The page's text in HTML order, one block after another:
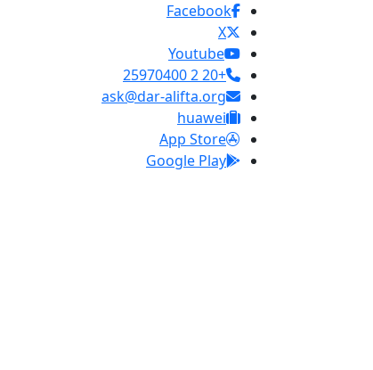
Facebook
X
Youtube
+20 2 25970400
ask@dar-alifta.org
huawei
App Store
Google Play